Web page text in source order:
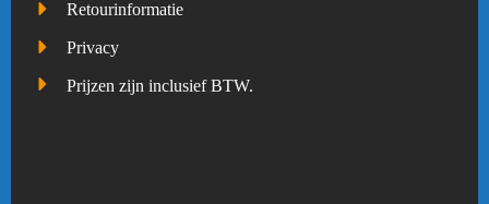
Retourinformatie
Privacy
Prijzen zijn inclusief BTW.